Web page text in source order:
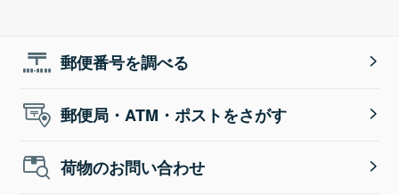
郵便番号を調べる
郵便局・ATM・ポストをさがす
荷物のお問い合わせ